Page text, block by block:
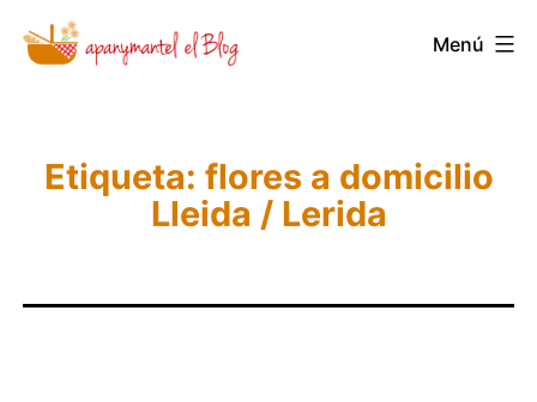
Saltar
Novedades
Apanymantel
Menú
Etiqueta: flores a domicilio
Lleida / Lerida